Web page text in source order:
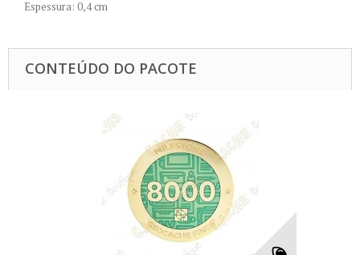
Espessura: 0,4 cm
CONTEÚDO DO PACOTE